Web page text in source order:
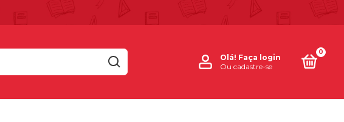
Olá! Faça login
Ou cadastre-se
0